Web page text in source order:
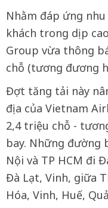
Nhằm đáp ứng
khách trong dịp
Group vừa thông
chỗ (tương đương
Đợt tăng tải này
địa của Vietnam
2,4 triệu chỗ -
bay. Những đường
Nội và TP HCM đi
Đà Lạt, Vinh, giữa
Hóa, Vinh, Huế,